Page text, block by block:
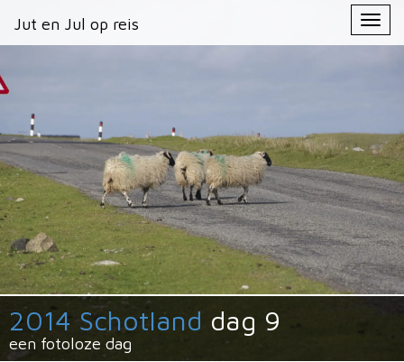
Jut en Jul op reis
Primary
Menu
Jut en Jul op reis
2014 Schotland dag 9
een fotoloze dag